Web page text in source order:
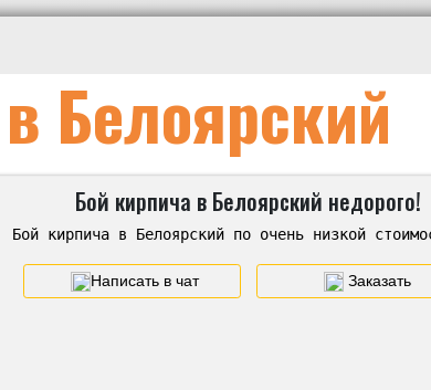
Белоярский
Бой кирпича в Белоярский недорого!
Бой кирпича в Белоярский по очень низкой
Написать в чат Заказать